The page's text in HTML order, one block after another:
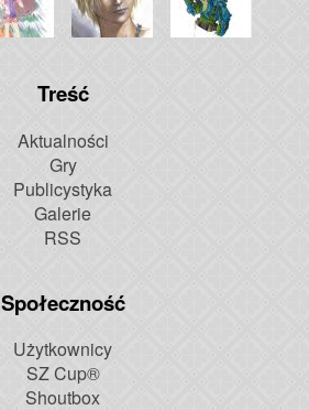
Treść
Aktualności
Gry
Publicystyka
Galerie
RSS
Społeczność
Użytkownicy
SZ Cup®
Shoutbox